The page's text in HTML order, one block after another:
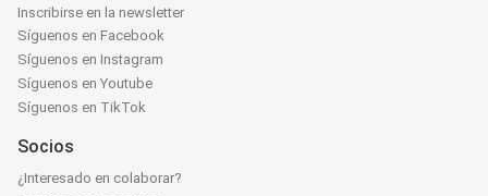
Inscribirse en la newsletter
Síguenos en Facebook
Síguenos en Instagram
Síguenos en Youtube
Síguenos en TikTok
Socios
¿Interesado en colaborar?